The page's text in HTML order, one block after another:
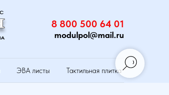
8 800 500 64 01
modulpol@mail.ru
ЭВА листы Тактильная плитка